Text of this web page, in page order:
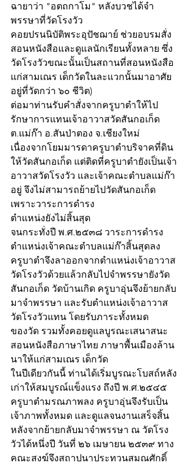
ฉายาว่า "อตถกาโม" หลังบวชได้จำ
พรรษาที่วัดโรงวัว
คอยปรนนิบัติพระอุปัชฌาย์ ช่วยอบรมสั่ง
สอนหนังสือและดูแลนักเรียนทั้งหลาย ซึ่ง
วัดโรงวัวขณะนั้นเป็นสถานที่สอนหนังสือ
แก่สามเณร เด็กวัดในละแวกนั้นมาอาศัย
อยู่ที่วัดกว่า ๖๐ ชีวิต)
ต่อมาท่านรับคำสั่งจากครูบาตำให้ไป
รักษาการแทนเจ้าอาวาสวัดสันกอเก็ด
ต.แม่ก๊า อ.สันป่าตอง จ.เชียงใหม่
เนื่องจากโยมมารดาครูบาตำบริจาคที่ดิน
ให้วัดสันกอเก็ด แต่ติดที่ครูบาตำยังเป็นเจ้า
อาวาสวัดโรงวัว และเจ้าคณะตำบลแม่ก๊า
อยู่ จึงไม่สามารถย้ายไปวัดสันกอเก็ด
เพราะวาระการดำรง
ตำแหน่งยังไม่สิ้นสุด
จนกระทั่งปี พ.ศ.๒๕๓๘ วาระการดำรง
ตำแหน่งเจ้าคณะตำบลแม่ก๊าสิ้นสุดลง
ครูบาตำจึงลาออกจากตำแหน่งเจ้าอาวาส
วัดโรงวัวด้วยแล้วกลับไปจำพรรษายังวัด
สันกอเก็ด วัดบ้านเกิด ครูบาอุ่นจึงย้ายกลับ
มาจำพรรษา และรับตำแหน่งเจ้าอาวาส
วัดโรงวัวแทน โดยรับภาระทั้งหมด
ของวัด รวมทั้งคอยดูแลบูรณะเสนาสนะ
สอนหนังสือภาษาไทย ภาษาพื้นเมืองล้าน
นาให้แก่สามเณร เด็กวัด
ในปีเดียวกันนี้ ท่านได้เริ่มบูรณะโบสถ์หลัง
เก่าให้สมบูรณ์แข็งแรง ถึงปี พ.ศ.๒๕๔๕
ครูบาตำมรณภาพลง ครูบาอุ่นจึงรับเป็น
เจ้าภาพทั้งหมด และดูแลจนงานเสร็จสิ้น
หลังจากย้ายกลับมาจำพรรษา ณ วัดโรง
วัวได้หนึ่งปี วันที่ ๒๖ เมษายน ๒๕๓๙ ทาง
คณะสงฆ์จึงสถาปนาประทวนสมณศักดิ์